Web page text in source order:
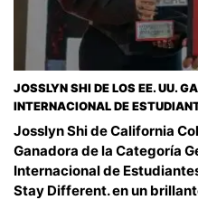
JOSSLYN SHI DE LOS EE. UU.
INTERNACIONAL DE
Josslyn Shi de California
Ganadora de la Categoría
Internacional de
Stay Different. en un